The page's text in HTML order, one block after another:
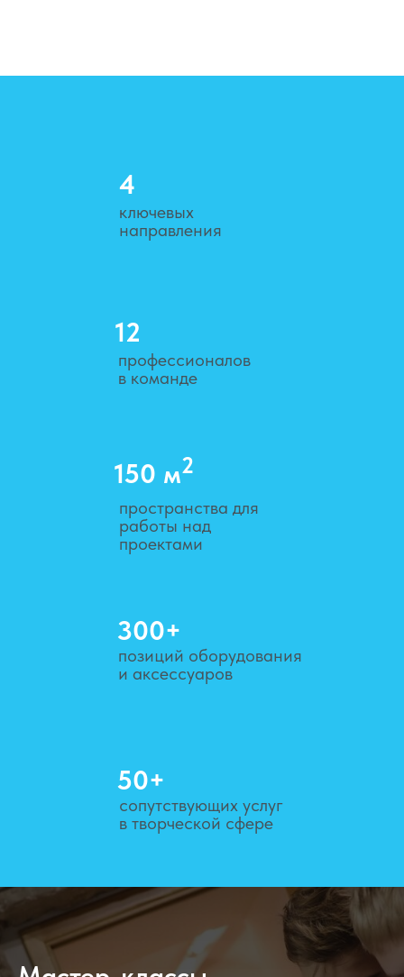
4
ключевых
направления
300+
позиций оборудования
и аксессуаров
50+
сопутствующих услуг
в творческой сфере
12
профессионалов
в команде
150 м2
пространства для
работы над
проектами